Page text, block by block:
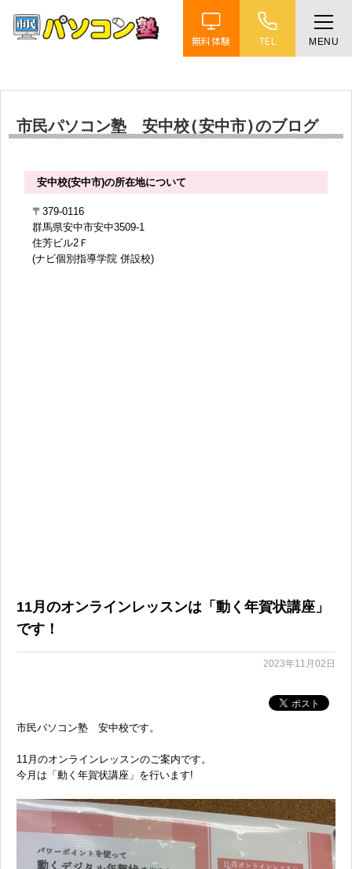
無料体験 TEL MENU
教室案内
受講までの流れ
市民パソコン塾 安中校(安中市)のブログ
安中校(安中市)の所在地について
〒379-0116
群馬県安中市安中3509-1
住芳ビル2Ｆ
(ナビ個別指導学院 併設校)
11月のオンラインレッスンは「動く年賀状講座」
です！
2023年11月02日
市民パソコン塾 安中校です。
11月のオンラインレッスンのご案内です。
今月は「動く年賀状講座」を行います!